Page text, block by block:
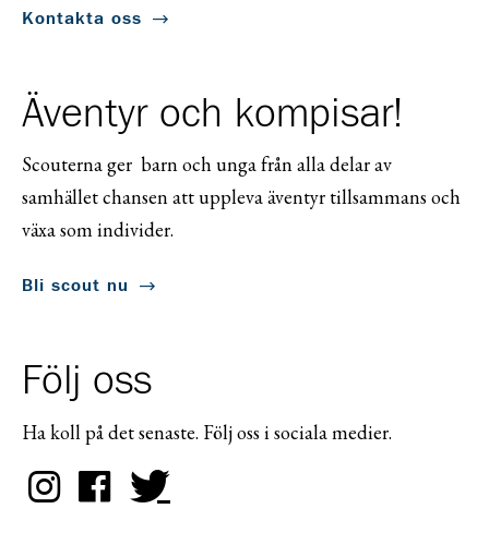
Kontakta oss
Äventyr och kompisar!
Scouterna ger barn och unga från alla delar av
samhället chansen att uppleva äventyr tillsammans och
växa som individer.
Bli scout nu
Följ oss
Ha koll på det senaste. Följ oss i sociala medier.